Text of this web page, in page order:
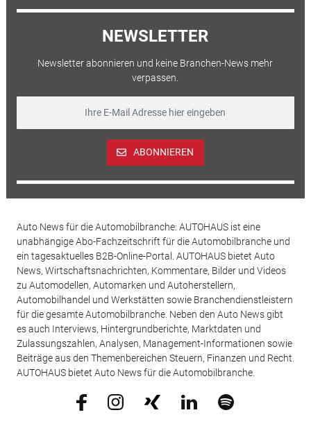
NEWSLETTER
Newsletter abonnieren und keine Branchen-News mehr
verpassen.
ABONNIEREN
Auto News für die Automobilbranche: AUTOHAUS ist eine
unabhängige Abo-Fachzeitschrift für die Automobilbranche und
ein tagesaktuelles B2B-Online-Portal. AUTOHAUS bietet Auto
News, Wirtschaftsnachrichten, Kommentare, Bilder und Videos
zu Automodellen, Automarken und Autoherstellern,
Automobilhandel und Werkstätten sowie Branchendienstleistern
für die gesamte Automobilbranche. Neben den Auto News gibt
es auch Interviews, Hintergrundberichte, Marktdaten und
Zulassungszahlen, Analysen, Management-Informationen sowie
Beiträge aus den Themenbereichen Steuern, Finanzen und Recht.
AUTOHAUS bietet Auto News für die Automobilbranche.